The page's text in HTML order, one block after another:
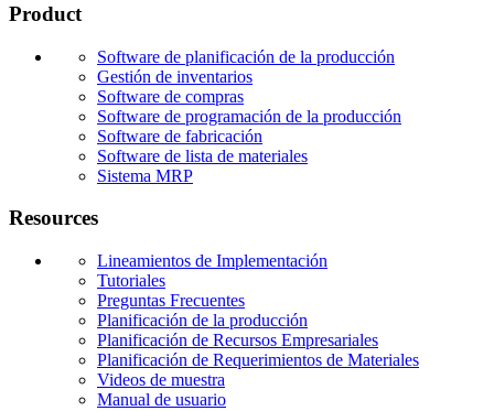
Product
Software de planificación de la producción
Gestión de inventarios
Software de compras
Software de programación de la producción
Software de fabricación
Software de lista de materiales
Sistema MRP
Resources
Lineamientos de Implementación
Tutoriales
Preguntas Frecuentes
Planificación de la producción
Planificación de Recursos Empresariales
Planificación de Requerimientos de Materiales
Videos de muestra
Manual de usuario